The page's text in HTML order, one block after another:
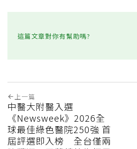
這篇文章對你有幫助嗎?
上一篇
中醫大附醫入選
《Newsweek》2026全
球最佳綠色醫院250強 首
屆評選即入榜 全台僅兩